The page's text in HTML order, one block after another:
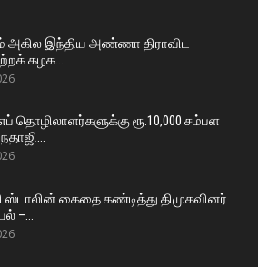
அகில இந்திய அண்ணா திராவிட
கழக…
தொழிலாளர்களுக்கு ரூ.10,000 சம்பள
ஸ்டாலின் கைதை கண்டித்து திமுகவினர்
–…